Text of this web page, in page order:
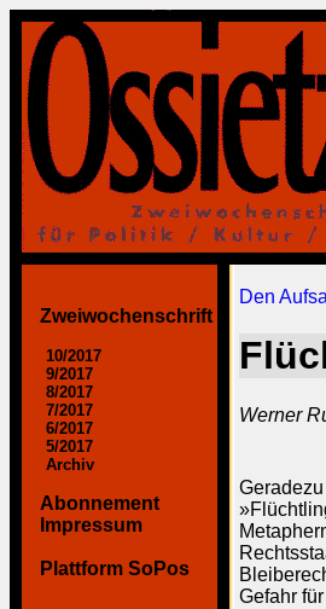
Zweiwochenschrift
10/2017
9/2017
8/2017
7/2017
6/2017
5/2017
Archiv
Abonnement
Impressum
Plattform SoPos
Den
Werner
Gefahr